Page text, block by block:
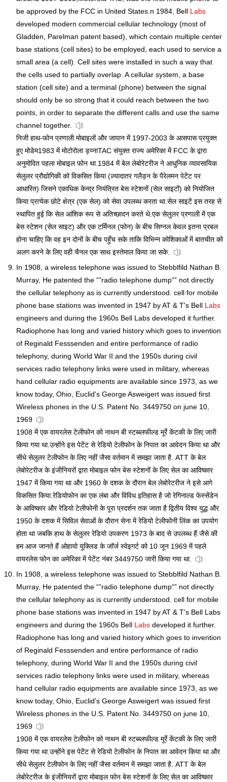
be approved by the FCC in United States.n 1984, Bell Labs
developed modern commercial cellular technology (most of
Gladden, Parelman patent based), which contain multiple center
base stations (cell sites) to be employed, each used to service a
small area (a cell). Cell sites were installed in such a way that
the cells used to partially overlap. A cellular system, a base
station (cell site) and a terminal (phone) between the signal
should only be so strong that it could reach between the two
points, in order to separate the different calls and use the same
channel together.
निजी हाथ-फोन प्रणाली मोबाइलों और जापान में 1997-2003 के आसपास प्रयुक्त
हुए मोडेम1983 में मोटोरोला ड्य्नाTAC संयुक्त राज्य अमेरिका में FCC के द्वारा
अनुमोदित पहला मोबाइल फोन था.1984 में बेल लेबोरेटरीज ने आधुनिक व्यावसायिक
सेलुलर प्रौद्योगिकी को विकसित किया (ज़्यादातर गलैड़न के पैरेलमन पेटेंट पर
आधारित) जिसने एकाधिक केन्द्र नियंत्रित बेस स्टेशनों (सेल साइटों) को नियोजित
किया प्रत्येक छोटे क्षेत्र (एक सेल) को सेवा उपलब्ध करता था.सेल साइटें इस तरह से
स्थापित हुई कि सेल आंशिक रूप से अतिच्छादन करते थे.एक सेलुलर प्रणाली में एक
बेस स्टेशन (सेल साइट) और एक टर्मिनल (फोन) के बीच सिग्नल केवल इतना प्रबल
होना चाहिए कि वह इन दोनों के बीच पहुँच सके ताकि विभिन्न कोशिकाओं में बातचीत को
अलग करने के लिए वही चैनल एक साथ इस्तेमाल किया जा सके.
In 1908, a wireless telephone was issued to Stebblfild Nathan B.
Murray, He patented the “”radio telephone dump“” not directly
the cellular telephony as is currently understood. cell for mobile
phone base stations was invented in 1947 by AT & T's Bell Labs
engineers and during the 1960s Bell Labs developed it further.
Radiophone has long and varied history which goes to invention
of Reginald Fesssenden and entire performance of radio
telephony, during World War II and the 1950s during civil
services radio telephony links were used in military, whereas
hand cellular radio equipments are available since 1973, as we
know today, Ohio, Euclid's George Asweigert was issued first
Wireless phones in the U.S. Patent No. 3449750 on june 10,
1969
1908 में एक वायरलेस टेलीफोन को नाथन बी स्टब्ब्लफील्ड मूर्रे केंटकी के लिए जारी
किया गया था.उन्होंने इस पेटेंट से रेडियो टेलीफोन के निपात का आवेदन किया था और
सीधे सेलुलर टेलीफोन के लिए नहीं जैसा वर्तमान में समझा जाता है. ATT के बेल
लेबोरेटरीज के इंजीनियरों द्वारा मोबाइल फोन बेस स्टेशनों के लिए सेल का आविष्कार
1947 में किया गया था और 1960 के दशक के दौरान बेल लेबोरेटरीज ने इसे आगे
विकसित किया.रेडियोफोन का एक लंबा और विविध इतिहास है जो रेगिनाल्ड फेस्सेंडेन
के आविष्कार और रेडियो टेलीफोनी के पूरा प्रदर्शन तक जाता है द्वितीय विश्व युद्ध और
1950 के दशक में सिविल सेवाओं के दौरान सेना में रेडियो टेलीफोनी लिंक का उपयोग
होता था जबकि हाथ के सेलुलर रेडियो उपकरण 1973 के बाद से उपलब्ध हैं.जैसे की
हम आज जानते हैं ओहायो यूक्लिड के जॉर्ज स्वेइगर्ट को 10 जून 1969 में पहले
वायरलेस फोन का अमेरिका में पेटेंट नंबर 3449750 जारी किया गया था.
In 1908, a wireless telephone was issued to Stebblfild Nathan B.
Murray, He patented the “”radio telephone dump“” not directly
the cellular telephony as is currently understood. cell for mobile
phone base stations was invented in 1947 by AT & T's Bell Labs
engineers and during the 1960s Bell Labs developed it further.
Radiophone has long and varied history which goes to invention
of Reginald Fesssenden and entire performance of radio
telephony, during World War II and the 1950s during civil
services radio telephony links were used in military, whereas
hand cellular radio equipments are available since 1973, as we
know today, Ohio, Euclid's George Asweigert was issued first
Wireless phones in the U.S. Patent No. 3449750 on june 10,
1969
1908 में एक वायरलेस टेलीफोन को नाथन बी स्टब्ब्लफील्ड मूर्रे केंटकी के लिए जारी
किया गया था.उन्होंने इस पेटेंट से रेडियो टेलीफोन के निपात का आवेदन किया था और
सीधे सेलुलर टेलीफोन के लिए नहीं जैसा वर्तमान में समझा जाता है. ATT के बेल
लेबोरेटरीज के इंजीनियरों द्वारा मोबाइल फोन बेस स्टेशनों के लिए सेल का आविष्कार